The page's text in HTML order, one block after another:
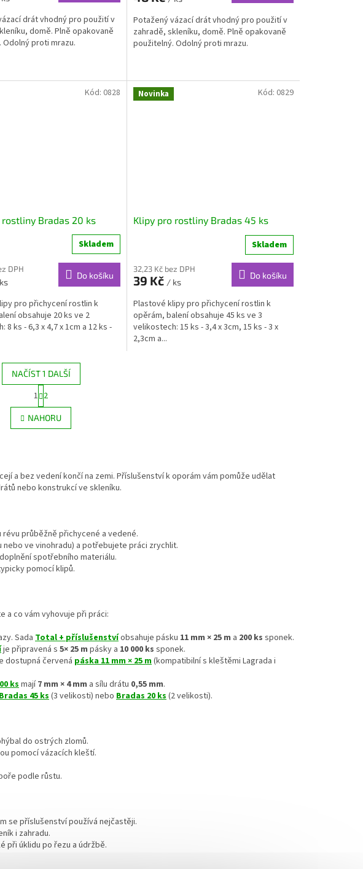
drát vhodný pro použití v
domě. Plně opakovaně
proti mrazu.
Potažený vázací drát vhodný pro použití v
zahradě, skleníku, domě. Plně opakovaně
použitelný. Odolný proti mrazu.
rostliny Bradas 20 ks
Skladem
DPH
Do košíku
pro přichycení rostlin k
obsahuje 20 ks ve 2
8 ks - 6,3 x 4,7 x 1cm a 12 ks -
Kód: 0828 Novinka
Klipy pro rostliny Bradas 45 ks
Skladem
32,23 Kč bez DPH
39 Kč / ks
Do košíku
Plastové klipy pro přichycení rostlin k
opěrám, balení obsahuje 45 ks ve 3
velikostech: 15 ks - 3,4 x 3cm, 15 ks - 3 x
2,3cm a...
Kód: 0829
O
v
l
í
p
k
y
v
ý
p
u
NAČÍST 1 DALŠÍ
t
r
á
n
á
n
í
1 2
NAHORU
a bez vedení končí na zemi. Příslušenství k oporám vám pomůže udělat
nebo konstrukcí ve skleníku.
průběžně přichycené a vedené.
ve vinohradu) a potřebujete práci zrychlit.
spotřebního materiálu.
pomocí klipů.
a co vám vyhovuje při práci:
Sada Total + příslušenstvíobsahuje pásku 11 mm × 25 m a 200 ks sponek.
je připravená s 5× 25 m pásky a 10 000 ks sponek.
dostupná červená páska 11 mm × 25 m(kompatibilní s kleštěmi Lagrada i
ksmají7 mm × 4 mm a sílu drátu 0,55 mm.
Bradas 45 ks (3 velikosti) nebo Bradas 20 ks (2 velikosti).
do ostrých zlomů.
pomocí vázacích kleští.
podle růstu.
se příslušenství používá nejčastěji.
i zahradu.
při úklidu po řezu a údržbě.